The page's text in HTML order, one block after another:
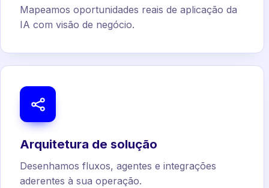
Mapeamos oportunidades reais de aplicação da
IA com visão de negócio.
Arquitetura de solução
Desenhamos fluxos, agentes e integrações
aderentes à sua operação.